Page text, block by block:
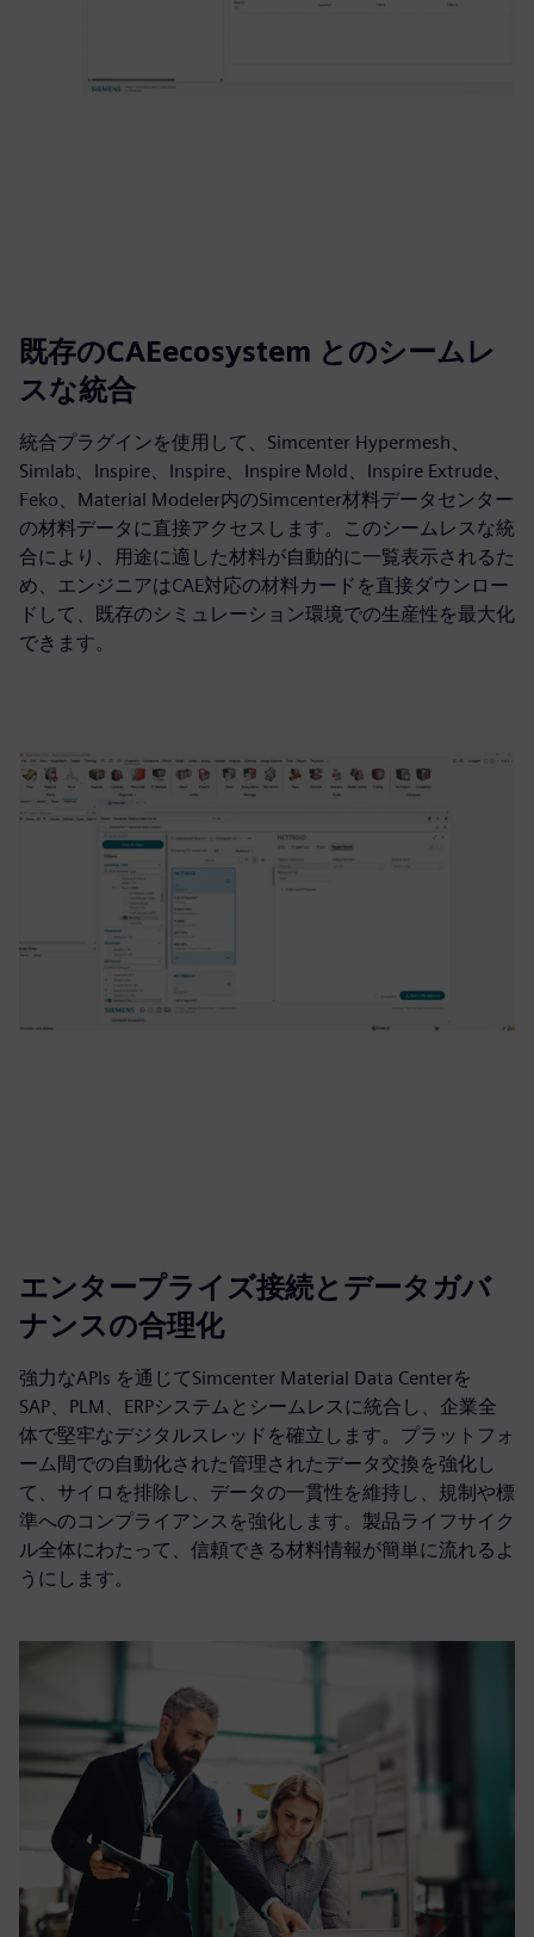
既存のCAEecosystem とのシームレ
スな統合
統合プラグインを使用して、Simcenter Hypermesh、
Simlab、Inspire、Inspire、Inspire Mold、Inspire Extrude、
Feko、Material Modeler内のSimcenter材料データセンター
の材料データに直接アクセスします。このシームレスな統
合により、用途に適した材料が自動的に一覧表示されるた
め、エンジニアはCAE対応の材料カードを直接ダウンロー
ドして、既存のシミュレーション環境での生産性を最大化
できます。
エンタープライズ接続とデータガバ
ナンスの合理化
強力なAPIs を通じてSimcenter Material Data Centerを
SAP、PLM、ERPシステムとシームレスに統合し、企業全
体で堅牢なデジタルスレッドを確立します。プラットフォ
ーム間での自動化された管理されたデータ交換を強化し
て、サイロを排除し、データの一貫性を維持し、規制や標
準へのコンプライアンスを強化します。製品ライフサイク
ル全体にわたって、信頼できる材料情報が簡単に流れるよ
うにします。